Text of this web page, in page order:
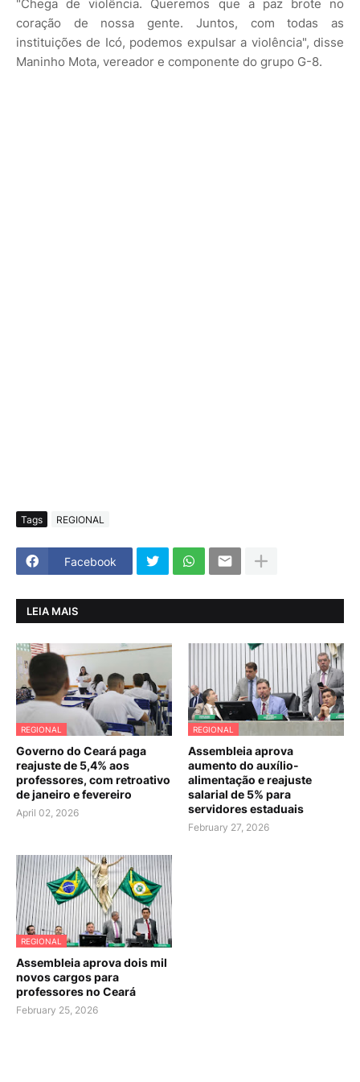
"Chega de violência. Queremos que a paz brote no
coração de nossa gente. Juntos, com todas as
instituições de Icó, podemos expulsar a violência", disse
Maninho Mota, vereador e componente do grupo G-8.
Tags REGIONAL
Facebook
LEIA MAIS
REGIONAL
Governo do Ceará paga
reajuste de 5,4% aos
professores, com retroativo
de janeiro e fevereiro
April 02, 2026
REGIONAL
Assembleia aprova
aumento do auxílio-
alimentação e reajuste
salarial de 5% para
servidores estaduais
February 27, 2026
REGIONAL
Assembleia aprova dois mil
novos cargos para
professores no Ceará
February 25, 2026